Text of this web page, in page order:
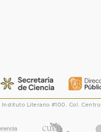
Instituto Literario #100. Col. Centro